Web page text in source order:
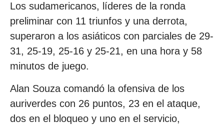
Los sudamericanos, líderes de la ronda
preliminar con 11 triunfos y una derrota,
superaron a los asiáticos con parciales de 29-
31, 25-19, 25-16 y 25-21, en una hora y 58
minutos de juego.
Alan Souza comandó la ofensiva de los
auriverdes con 26 puntos, 23 en el ataque,
dos en el bloqueo y uno en el servicio,